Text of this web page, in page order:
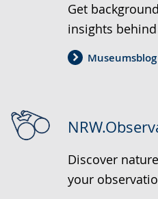
Get
insights
Museumsblog
Discover
your